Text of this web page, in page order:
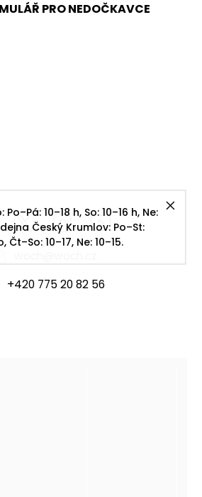
10–18 h, So: 10–16 h, Ne:
Český Krumlov: Po–St:
Čt–So: 10–17, Ne: 10–15.
PRO NEDOČKAVCE
https://twitter.com/worldofchilli
InstagramMiluju,
chilli
jsem...
+420 775 20 82 56